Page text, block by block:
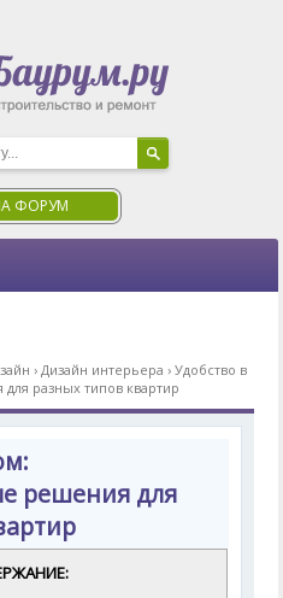
ФОРУМ
›Дизайн интерьера ›Удобство в
разных типов квартир
решения для